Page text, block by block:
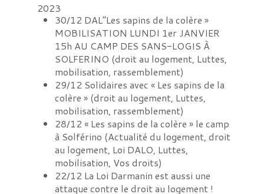
2023
30/12 DAL”Les sapins de la colère »
MOBILISATION LUNDI 1er JANVIER
15h AU CAMP DES SANS-LOGIS À
SOLFERINO (droit au logement, Luttes,
mobilisation, rassemblement)
29/12 Solidaires avec « Les sapins de la
colère » (droit au logement, Luttes,
mobilisation, rassemblement)
28/12 « Les sapins de la colère » le camp
à Solférino (Actualité du logement, droit
au logement, Loi DALO, Luttes,
mobilisation, Vos droits)
22/12 La Loi Darmanin est aussi une
attaque contre le droit au logement !